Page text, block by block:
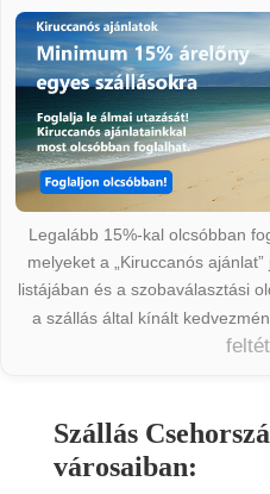
Legalább 15%-kal olcsóbban
melyeket a „Kiruccanós
listájában és a szobaválasztási
a szállás által kínált
Szállás
városaiban: